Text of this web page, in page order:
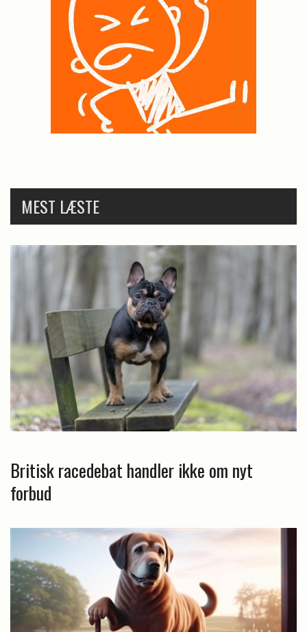
MEST LÆSTE
Britisk racedebat handler ikke om nyt
forbud